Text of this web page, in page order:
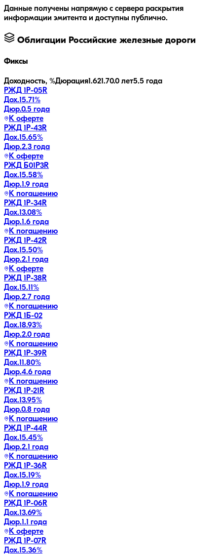
Данные получены напрямую с сервера раскрытия
информации эмитента и доступны публично.
Облигации Российские железные дороги
Фиксы
Доходность, %Дюрация1.621.70.0 лет5.5 года
РЖД 1Р-05R
Дох.15.71%
Дюр.0.5 года
К оферте
РЖД 1Р-43R
Дох.15.65%
Дюр.2.3 года
К оферте
РЖД Б01P3R
Дох.15.58%
Дюр.1.9 года
К погашению
РЖД 1Р-34R
Дох.13.08%
Дюр.1.6 года
К погашению
РЖД 1Р-42R
Дох.15.50%
Дюр.2.1 года
К оферте
РЖД 1Р-38R
Дох.15.11%
Дюр.2.7 года
К погашению
РЖД 1Б-02
Дох.18.93%
Дюр.2.0 года
К погашению
РЖД 1Р-39R
Дох.11.80%
Дюр.4.6 года
К погашению
РЖД 1Р-21R
Дох.13.95%
Дюр.0.8 года
К погашению
РЖД 1Р-44R
Дох.15.45%
Дюр.2.1 года
К погашению
РЖД 1Р-36R
Дох.15.19%
Дюр.1.9 года
К погашению
РЖД 1Р-06R
Дох.13.69%
Дюр.1.1 года
К оферте
РЖД 1Р-07R
Дох.15.36%